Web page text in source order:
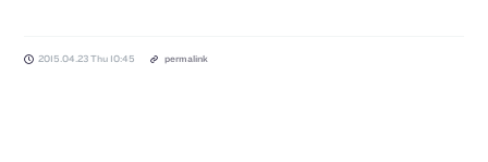
2015.04.23 Thu 10:45 permalink